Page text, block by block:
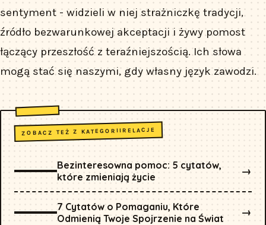
sentyment - widzieli w niej strażniczkę tradycji,
źródło bezwarunkowej akceptacji i żywy pomost
łączący przeszłość z teraźniejszością. Ich słowa
mogą stać się naszymi, gdy własny język zawodzi.
ZOBACZ TEŻ Z KATEGORIIRELACJE
Bezinteresowna pomoc: 5 cytatów,
które zmieniają życie
→
7 Cytatów o Pomaganiu, Które
Odmienią Twoje Spojrzenie na Świat
→